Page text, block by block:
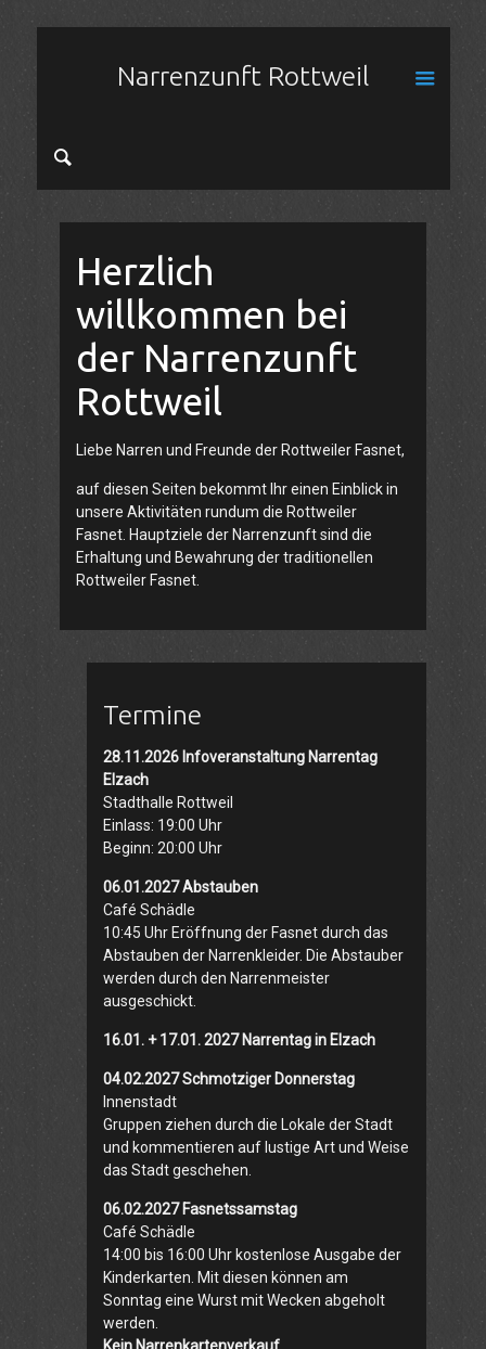
Narrenzunft Rottweil
Herzlich
willkommen bei
der Narrenzunft
Rottweil
Liebe Narren und Freunde der Rottweiler Fasnet,
auf diesen Seiten bekommt Ihr einen Einblick in
unsere Aktivitäten rundum die Rottweiler
Fasnet. Hauptziele der Narrenzunft sind die
Erhaltung und Bewahrung der traditionellen
Rottweiler Fasnet.
Termine
28.11.2026 Infoveranstaltung Narrentag
Elzach
Stadthalle Rottweil
Einlass: 19:00 Uhr
Beginn: 20:00 Uhr
06.01.2027 Abstauben
Café Schädle
10:45 Uhr Eröffnung der Fasnet durch das
Abstauben der Narrenkleider. Die Abstauber
werden durch den Narrenmeister
ausgeschickt.
16.01. + 17.01. 2027 Narrentag in Elzach
04.02.2027 Schmotziger Donnerstag
Innenstadt
Gruppen ziehen durch die Lokale der Stadt
und kommentieren auf lustige Art und Weise
das Stadt geschehen.
06.02.2027 Fasnetssamstag
Café Schädle
14:00 bis 16:00 Uhr kostenlose Ausgabe der
Kinderkarten. Mit diesen können am
Sonntag eine Wurst mit Wecken abgeholt
werden.